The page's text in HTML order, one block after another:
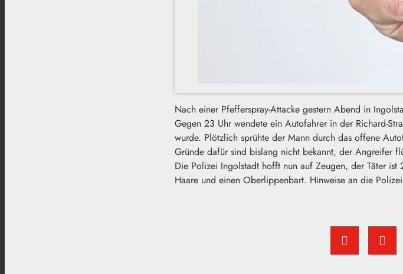
Nach einer Pfefferspray-Attacke gestern Abend in
Gegen 23 Uhr wendete ein Autofahrer in der Richard-
wurde. Plötzlich sprühte der Mann durch das offene
Gründe dafür sind bislang nicht bekannt, der Angreifer
Die Polizei Ingolstadt hofft nun auf Zeugen, der Täter
Haare und einen Oberlippenbart. Hinweise an die